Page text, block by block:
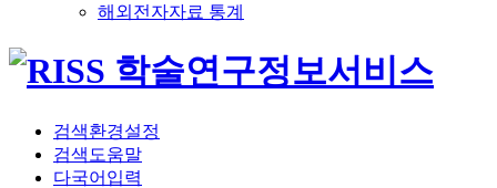
해외전자자료 통계
검색환경설정
검색도움말
다국어입력